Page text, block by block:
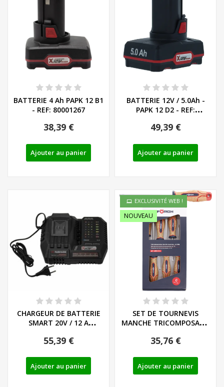
BATTERIE 4 Ah PAPK 12 B1
- REF: 80001267
38,39 €
Ajouter au panier
BATTERIE 12V / 5.0Ah -
PAPK 12 D2 - REF:
49,39 €
Ajouter au panier
CHARGEUR DE BATTERIE
SMART 20V / 12 A
55,39 €
Ajouter au panier
EXCLUSIVITÉ WEB !
NOUVEAU
SET DE TOURNEVIS
MANCHE TRICOMPOSANT
35,76 €
Ajouter au panier